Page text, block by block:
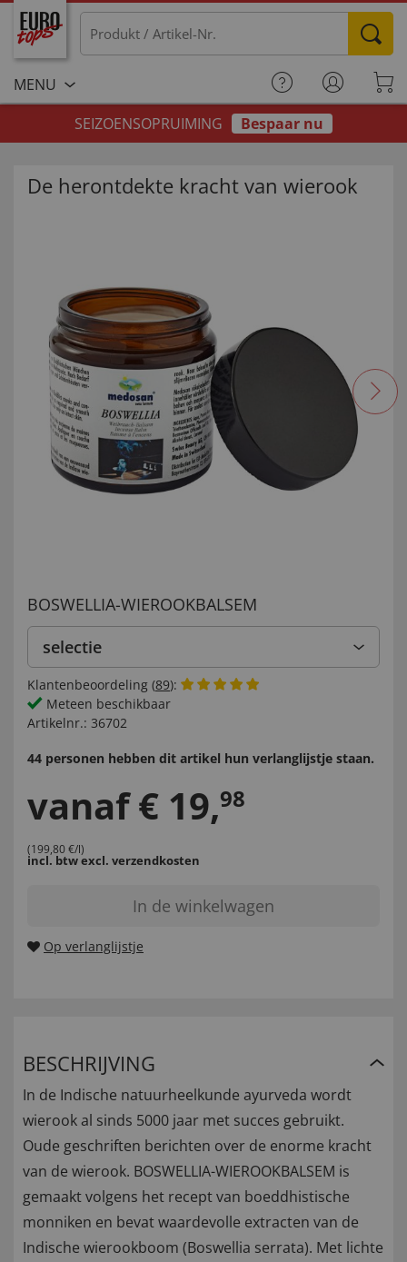
MENU
SEIZOENSOPRUIMING
Bespaar nu
De herontdekte kracht van wierook
BOSWELLIA-WIEROOKBALSEM
selectie
Klantenbeoordeling (89):
Meteen beschikbaar
Artikelnr.: 36702
44 personen hebben dit artikel hun verlanglijstje staan.
vanaf € 19,98
(199,80 €/l)
incl. btwexcl. verzendkosten
In de winkelwagen
Op verlanglijstje
BESCHRIJVING
In de Indische natuurheelkunde ayurveda wordt
wierook al sinds 5000 jaar met succes gebruikt.
Oude geschriften berichten over de enorme kracht
van de wierook. BOSWELLIA-WIEROOKBALSEM is
gemaakt volgens het recept van boeddhistische
monniken en bevat waardevolle extracten van de
Indische wierookboom (Boswellia serrata). Met lichte